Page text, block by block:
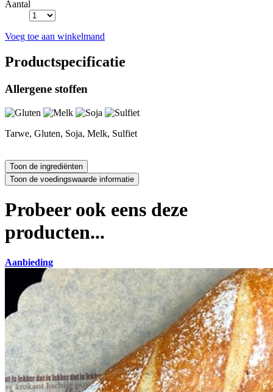
Aantal
Voeg toe aan winkelmand
Productspecificatie
Allergene stoffen
Tarwe, Gluten, Soja, Melk, Sulfiet
Probeer ook eens deze
producten...
Aanbieding